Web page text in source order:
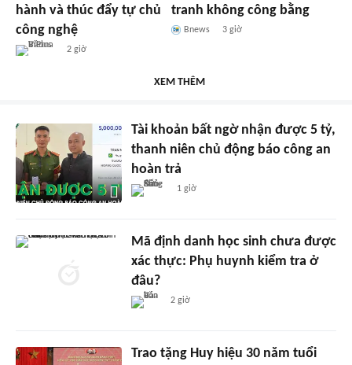
hành và thúc đẩy tự chủ
công nghệ
2 giờ
tranh không công bằng
Bnews 3 giờ
XEM THÊM
Tài khoản bất ngờ nhận được 5 tỷ,
thanh niên chủ động báo công an
hoàn trả
1 giờ
Mã định danh học sinh chưa được
xác thực: Phụ huynh kiểm tra ở
đâu?
2 giờ
Trao tặng Huy hiệu 30 năm tuổi